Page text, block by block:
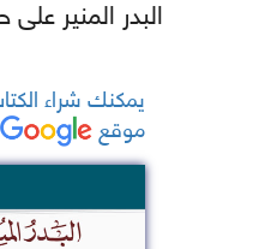
البدر المنير
يمكنك شراء
موقع